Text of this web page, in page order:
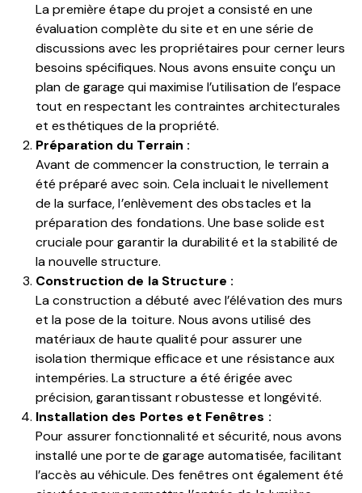
La première étape du projet a consisté en une
évaluation complète du site et en une série de
discussions avec les propriétaires pour cerner leurs
besoins spécifiques. Nous avons ensuite conçu un
plan de garage qui maximise l’utilisation de l’espace
tout en respectant les contraintes architecturales
et esthétiques de la propriété.
Préparation du Terrain :
Avant de commencer la construction, le terrain a
été préparé avec soin. Cela incluait le nivellement
de la surface, l’enlèvement des obstacles et la
préparation des fondations. Une base solide est
cruciale pour garantir la durabilité et la stabilité de
la nouvelle structure.
Construction de la Structure :
La construction a débuté avec l’élévation des murs
et la pose de la toiture. Nous avons utilisé des
matériaux de haute qualité pour assurer une
isolation thermique efficace et une résistance aux
intempéries. La structure a été érigée avec
précision, garantissant robustesse et longévité.
Installation des Portes et Fenêtres :
Pour assurer fonctionnalité et sécurité, nous avons
installé une porte de garage automatisée, facilitant
l’accès au véhicule. Des fenêtres ont également été